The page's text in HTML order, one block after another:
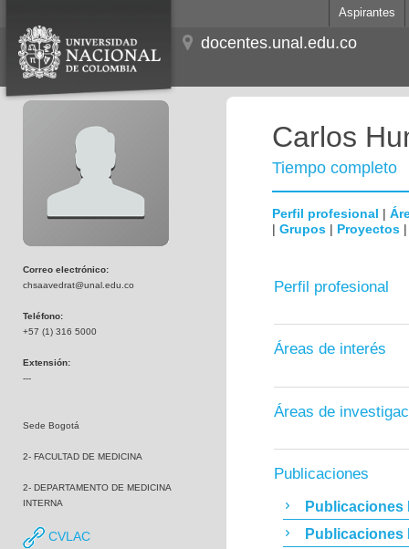
Aspirantes
docentes.unal.edu.co
Correo electrónico:
chsaavedrat@unal.edu.co
Teléfono:
+57 (1) 316 5000
Extensión:
---
Sede Bogotá
2- FACULTAD DE MEDICINA
2- DEPARTAMENTO DE MEDICINA
INTERNA
CVLAC
Carlos
Tiempo completo
Perfil profesional |
| Grupos | Proyectos
Perfil profesional
Áreas de interés
Áreas de
Publicaciones
Publicaciones
Publicaciones